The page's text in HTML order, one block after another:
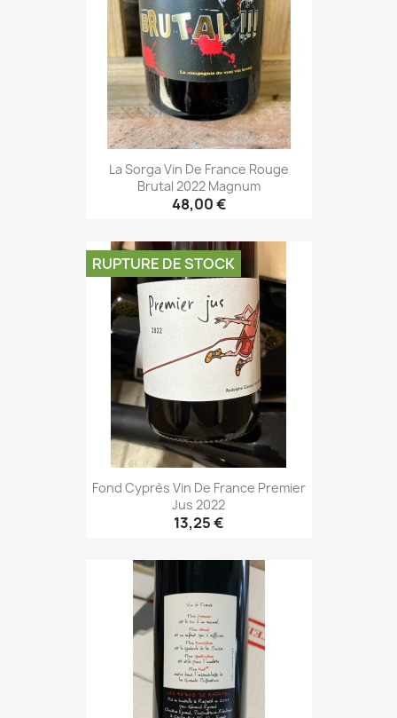
La Sorga Vin De France Rouge
Brutal 2022 Magnum
48,00 €
Fond Cyprès Vin De France Premier
Jus 2022
13,25 €
RUPTURE DE STOCK